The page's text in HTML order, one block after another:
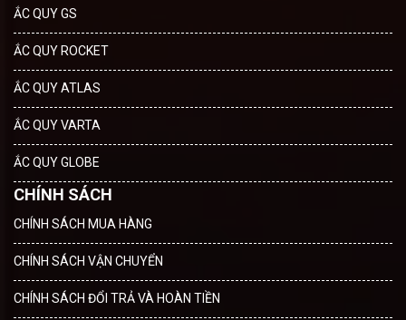
ẮC QUY GS
ẮC QUY ROCKET
ẮC QUY ATLAS
ẮC QUY VARTA
ẮC QUY GLOBE
CHÍNH SÁCH
CHÍNH SÁCH MUA HÀNG
CHÍNH SÁCH VẬN CHUYỂN
CHÍNH SÁCH ĐỔI TRẢ VÀ HOÀN TIỀN